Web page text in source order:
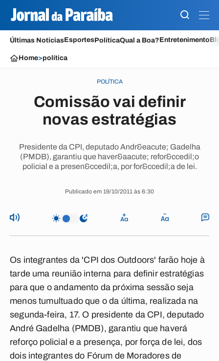
Últimas NotíciasEsportesPolíticaQual a Boa?Entretenimento
Home>política
POLÍTICA
Comissão vai definir
novas estratégias
Presidente da CPI, deputado Andr&eacute; Gadelha
(PMDB), garantiu que haver&aacute; refor&ccedil;o
policial e a presen&ccedil;a, por for&ccedil;a de lei.
Publicado em 19/10/2011 às 6:30
Os integrantes da 'CPI dos Outdoors' farão hoje à
tarde uma reunião interna para definir estratégias
para que o andamento da próxima sessão seja
menos tumultuado que o da última, realizada na
segunda-feira, 17. O presidente da CPI, deputado
André Gadelha (PMDB), garantiu que haverá
reforço policial e a presença, por força de lei, dos
dois integrantes do Fórum de Moradores de